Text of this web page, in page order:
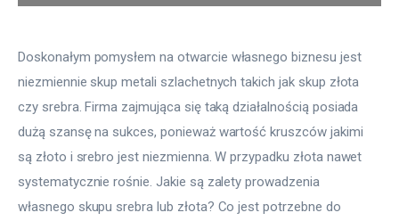
Więcej
Doskonałym pomysłem na otwarcie własnego biznesu jest
niezmiennie skup metali szlachetnych takich jak skup złota
czy srebra. Firma zajmująca się taką działalnością posiada
dużą szansę na sukces, ponieważ wartość kruszców jakimi
są złoto i srebro jest niezmienna. W przypadku złota nawet
systematycznie rośnie. Jakie są zalety prowadzenia
własnego skupu srebra lub złota? Co jest potrzebne do